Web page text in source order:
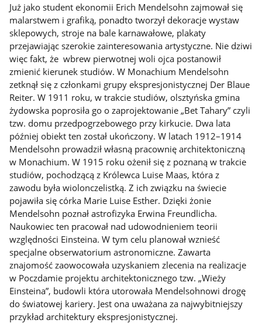
Już jako student ekonomii Erich Mendelsohn zajmował się
malarstwem i grafiką, ponadto tworzył dekoracje wystaw
sklepowych, stroje na bale karnawałowe, plakaty
przejawiając szerokie zainteresowania artystyczne. Nie dziwi
więc fakt, że wbrew pierwotnej woli ojca postanowił
zmienić kierunek studiów. W Monachium Mendelsohn
zetknął się z członkami grupy ekspresjonistycznej Der Blaue
Reiter. W 1911 roku, w trakcie studiów, olsztyńska gmina
żydowska poprosiła go o zaprojektowanie „Bet Tahary” czyli
tzw. domu przedpogrzebowego przy kirkucie. Dwa lata
później obiekt ten został ukończony. W latach 1912–1914
Mendelsohn prowadził własną pracownię architektoniczną
w Monachium. W 1915 roku ożenił się z poznaną w trakcie
studiów, pochodzącą z Królewca Luise Maas, która z
zawodu była wiolonczelistką. Z ich związku na świecie
pojawiła się córka Marie Luise Esther. Dzięki żonie
Mendelsohn poznał astrofizyka Erwina Freundlicha.
Naukowiec ten pracował nad udowodnieniem teorii
względności Einsteina. W tym celu planował wznieść
specjalne obserwatorium astronomiczne. Zawarta
znajomość zaowocowała uzyskaniem zlecenia na realizacje
w Poczdamie projektu architektonicznego tzw. „Wieży
Einsteina”, budowli która utorowała Mendelsohnowi drogę
do światowej kariery. Jest ona uważana za najwybitniejszy
przykład architektury ekspresjonistycznej.